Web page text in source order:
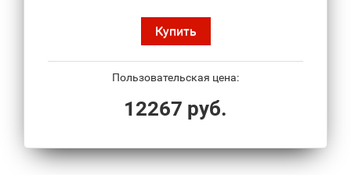
Купить
Пользовательская цена:
12267 руб.